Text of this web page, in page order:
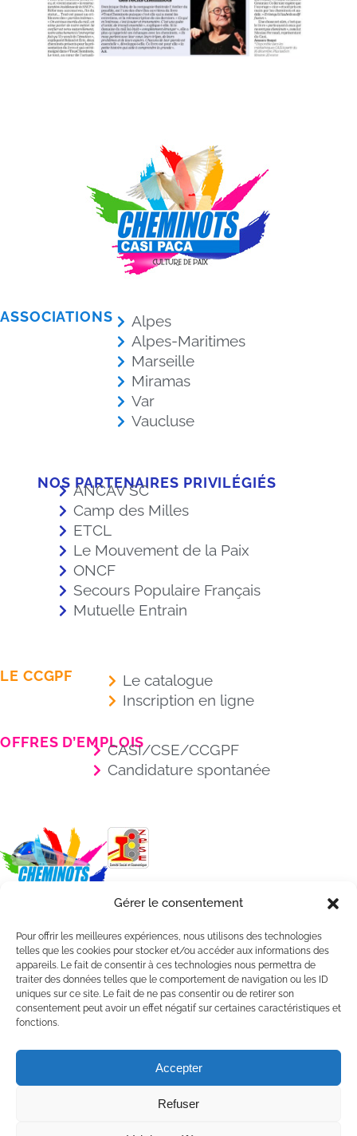
Gérer le consentement
Pour offrir les meilleures expériences, nous utilisons des technologies
telles que les cookies pour stocker et/ou accéder aux informations des
appareils. Le fait de consentir à ces technologies nous permettra de
traiter des données telles que le comportement de navigation ou les ID
uniques sur ce site. Le fait de ne pas consentir ou de retirer son
consentement peut avoir un effet négatif sur certaines caractéristiques et
fonctions.
Accepter
Refuser
NOS PARTENAIRES PRIVILÉGIÉS
ANCAV SC
Camp des Milles
ETCL
Le Mouvement de la Paix
ONCF
Secours Populaire Français
Mutuelle Entrain
ASSOCIATIONS
Alpes
Alpes-Maritimes
Marseille
Miramas
Var
Vaucluse
LE CCGPF
Le catalogue
Inscription en ligne
OFFRES D’EMPLOISCASI/CSE/CCGPF
Candidature spontanée
@2025 – CASI Cheminots PACA /